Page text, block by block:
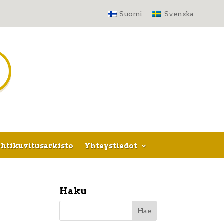
Suomi Svenska
Yhteystiedot
Haku